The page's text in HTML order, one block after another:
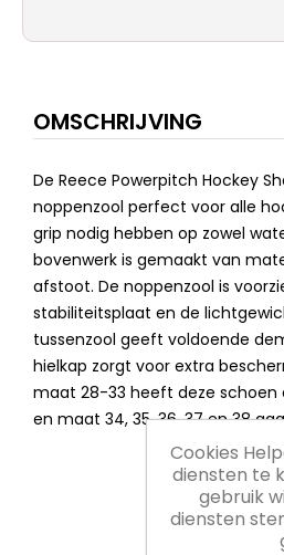
OMSCHRIJVING
De Reece Powerpitch Hockey
noppenzool perfect voor alle
grip nodig hebben op zowel
bovenwerk is gemaakt van
afstoot. De noppenzool is
stabiliteitsplaat en de
tussenzool geeft voldoende
hielkap zorgt voor extra
maat 28-33 heeft deze schoen
en maat 34, 35, 36, 37 en 38
Cookies
diensten te
gebruik
diensten